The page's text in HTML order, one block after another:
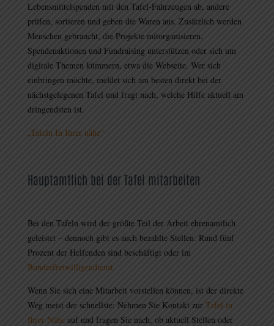
Lebensmittelspenden mit den Tafel-Fahrzeugen ab, andere
prüfen, sortieren und geben die Waren aus. Zusätzlich werden
Menschen gebraucht, die Projekte mitorganisieren,
Spendenaktionen und Fundraising unterstützen oder sich um
digitale Themen kümmern, etwa die Webseite. Wer sich
einbringen möchte, meldet sich am besten direkt bei der
nächstgelegenen Tafel und fragt nach, welche Hilfe aktuell am
dringendsten ist.
„Tafeln In Ihrer nähe“
Hauptamtlich bei der Tafel mitarbeiten
Bei den Tafeln wird der größte Teil der Arbeit ehrenamtlich
geleistet – dennoch gibt es auch bezahlte Stellen. Rund fünf
Prozent der Helfenden sind beschäftigt oder im
Bundesfreiwilligendienst.
Wenn Sie sich eine Mitarbeit vorstellen können, ist der direkte
Weg meist der schnellste: Nehmen Sie Kontakt zur Tafel in
Ihrer Näheauf und fragen Sie nach, ob aktuell Stellen oder